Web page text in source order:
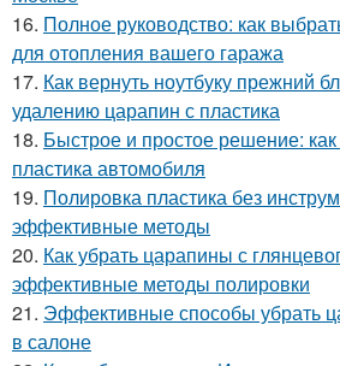
16. Полное руководство: как
для отопления вашего гаража
17. Как вернуть ноутбуку прежний
удалению царапин с пластика
18. Быстрое и простое решение:
пластика автомобиля
19. Полировка пластика без
эффективные методы
20. Как убрать царапины с
эффективные методы полировки
21. Эффективные способы убрать
в салоне